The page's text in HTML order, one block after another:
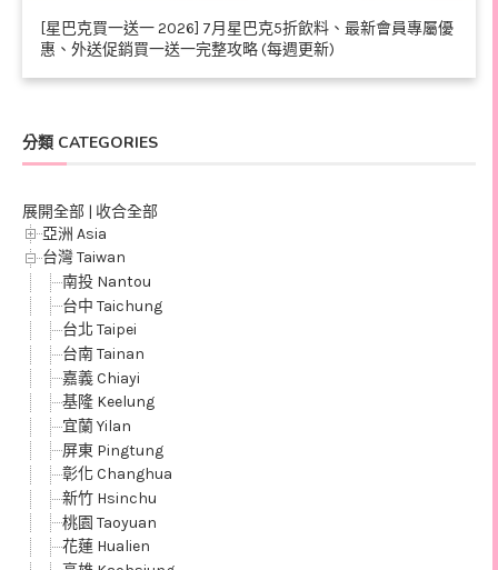
[星巴克買一送一 2026] 7月星巴克5折飲料、最新會員專屬優
惠、外送促銷買一送一完整攻略 (每週更新)
分類 CATEGORIES
展開全部 | 收合全部
亞洲 Asia
台灣 Taiwan
南投 Nantou
台中 Taichung
台北 Taipei
台南 Tainan
嘉義 Chiayi
基隆 Keelung
宜蘭 Yilan
屏東 Pingtung
彰化 Changhua
新竹 Hsinchu
桃園 Taoyuan
花蓮 Hualien